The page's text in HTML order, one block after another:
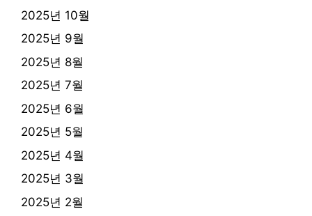
2025년 10월
2025년 9월
2025년 8월
2025년 7월
2025년 6월
2025년 5월
2025년 4월
2025년 3월
2025년 2월